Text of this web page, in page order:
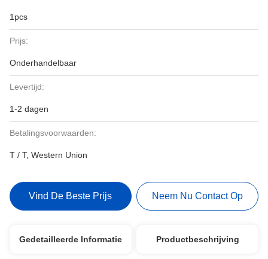
1pcs
Prijs:
Onderhandelbaar
Levertijd:
1-2 dagen
Betalingsvoorwaarden:
T / T, Western Union
Vind De Beste Prijs Neem Nu Contact Op
Gedetailleerde Informatie Productbeschrijving